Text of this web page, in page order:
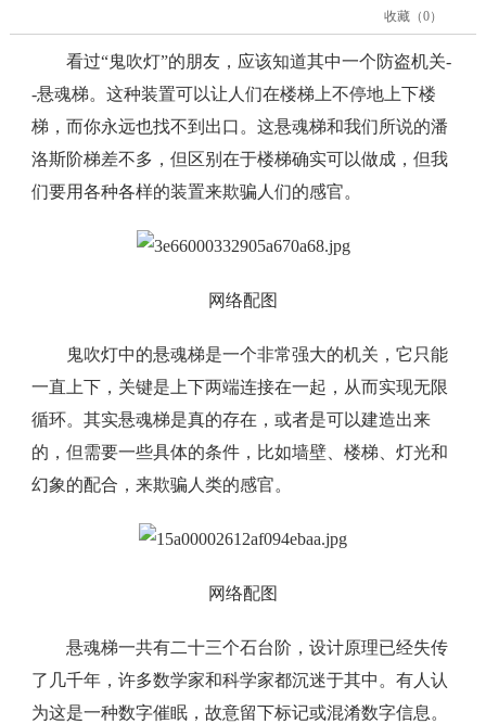
收藏（0）
看过“鬼吹灯”的朋友，应该知道其中一个防盗机关-
-悬魂梯。这种装置可以让人们在楼梯上不停地上下楼
梯，而你永远也找不到出口。这悬魂梯和我们所说的潘
洛斯阶梯差不多，但区别在于楼梯确实可以做成，但我
们要用各种各样的装置来欺骗人们的感官。
网络配图
鬼吹灯中的悬魂梯是一个非常强大的机关，它只能
一直上下，关键是上下两端连接在一起，从而实现无限
循环。其实悬魂梯是真的存在，或者是可以建造出来
的，但需要一些具体的条件，比如墙壁、楼梯、灯光和
幻象的配合，来欺骗人类的感官。
网络配图
悬魂梯一共有二十三个石台阶，设计原理已经失传
了几千年，许多数学家和科学家都沉迷于其中。有人认
为这是一种数字催眠，故意留下标记或混淆数字信息。